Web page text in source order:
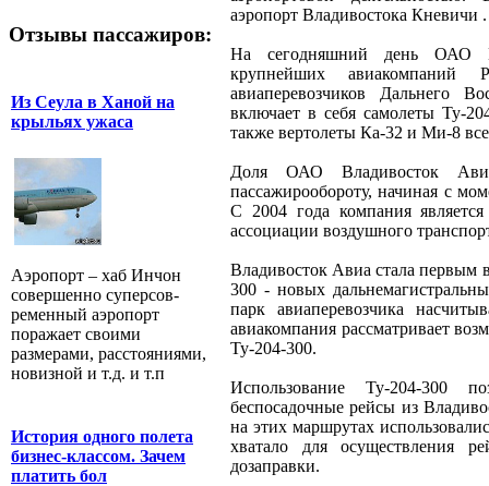
Отзывы пассажиров:
Из Сеула в Ханой на
крыльях ужаса
Аэропорт – хаб Инчон
совершенно суперсов-
ременный аэропорт
поражает своими
размерами, расстояниями,
новизной и т.д. и т.п
История одного полета
бизнес-классом. Зачем
платить бол
аэропорт Владивостока Кневичи .
На сегодняшний день ОАО
крупнейших авиакомпаний
авиаперевозчиков Дальнего
включает в себя самолеты Ту-
также вертолеты Ка-32 и Ми-8
Доля ОАО Владивосток
пассажирообороту, начиная с
С 2004 года компания
ассоциации воздушного
Владивосток Авиа стала первым
300 - новых
парк авиаперевозчика
авиакомпания рассматривает
Ту-204-300.
Использование Ту-204-300
беспосадочные рейсы из
на этих маршрутах
хватало для осуществления
дозаправки.